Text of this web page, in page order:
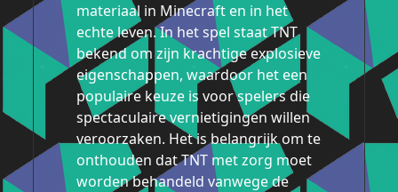
materiaal in Minecraft en in het
echte leven. In het spel staat TNT
bekend om zijn krachtige explosieve
eigenschappen, waardoor het een
populaire keuze is voor spelers die
spectaculaire vernietigingen willen
veroorzaken. Het is belangrijk om te
onthouden dat TNT met zorg moet
worden behandeld vanwege de